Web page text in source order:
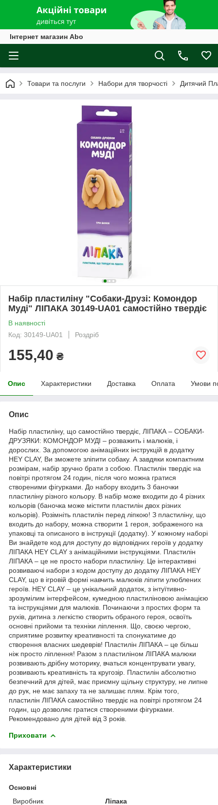
Інтернет магазин Abo
Товари та послуги Набори для творчості Дитячий
Набір пластиліну "Собаки-Друзі: Комондор
Муді" ЛІПАКА 30149-UA01 самостійно твердіє
В наявності
Код: 30149-UA01
Роздріб
155,40 ₴
Опис Характеристики Доставка Оплата Умови
Опис
Набір пластиліну, що самостійно твердіє, ЛІПАКА – СОБАКИ-
ДРУЗЯКИ: КОМОНДОР МУДІ – розважить і малюків, і
дорослих. За допомогою анімаційних інструкцій в додатку
HEY CLAY, Ви зможете зліпити собаку. А завдяки компактним
розмірам, набір зручно брати з собою. Пластилін твердіє на
повітрі протягом 24 годин, після чого можна гратися
створеними фігурками. До набору входить 3 баночки
пластиліну різного кольору. В набір може входити до 4 різних
кольорів (баночка може містити пластилін двох різних
кольорів). Розімніть пластилін перед ліпкою! З пластиліну, що
входить до набору, можна створити 1 героя, зображеного на
упаковці та описаного в інструкції (додатку). У кожному наборі
Ви знайдете код для доступу до відповідних героїв у додатку
ЛІПАКА HEY CLAY з анімаційними інструкціями. Пластилін
ЛІПАКА – це не просто набори пластиліну. Це інтерактивні
розвиваючі набори з кодом доступу до додатку ЛІПАКА HEY
CLAY, що в ігровій формі навчить малюків ліпити улюблених
героїв. HEY CLAY – це унікальний додаток, з інтуїтивно-
зрозумілим інтерфейсом, кумедною пластиліновою анімацією
та інструкціями для малюків. Починаючи з простих форм та
рухів, дитина з легкістю створить обраного героя, освоїть
основні прийоми та техніки ліплення. Що, своєю чергою,
сприятиме розвитку креативності та спонукатиме до
створення власних шедеврів! Пластилін ЛІПАКА – це більш
ніж просто ліплення! Разом з пластиліном ЛІПАКА малюки
розвивають дрібну моторику, вчаться концентрувати увагу,
розвивають креативність та кругозір. Пластилін абсолютно
безпечний для дітей, має приємну щільну структуру, не липне
до рук, не має запаху та не залишає плям. Крім того,
пластилін ЛІПАКА самостійно твердіє на повітрі протягом 24
годин, що дозволяє гратися створеними фігурками.
Рекомендовано для дітей від 3 років.
Приховати
Характеристики
Основні
Виробник
Ліпака